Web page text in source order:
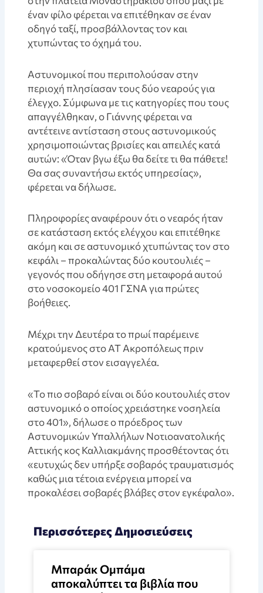
έναν φίλο φέρεται να επιτέθηκαν σε έναν
οδηγό ταξί, προσβάλλοντας τον και
χτυπώντας το όχημά του.
Aστυνομικοί που περιπολούσαν στην
περιοχή πλησίασαν τους δύο νεαρούς για
έλεγχο. Σύμφωνα με τις κατηγορίες που τους
απαγγέλθηκαν, ο Γιάννης φέρεται να
αντέτεινε αντίσταση στους αστυνομικούς
χρησιμοποιώντας βρισίες και απειλές κατά
αυτών: «Όταν βγω έξω θα δείτε τι θα πάθετε!
Θα σας συναντήσω εκτός υπηρεσίας»,
φέρεται να δήλωσε.
Πληροφορίες αναφέρουν ότι ο νεαρός ήταν
σε κατάσταση εκτός ελέγχου και επιτέθηκε
ακόμη και σε αστυνομικό χτυπώντας τον στο
κεφάλι – προκαλώντας δύο κουτουλιές –
γεγονός που οδήγησε στη μεταφορά αυτού
στο νοσοκομείο 401 ΓΣΝΑ για πρώτες
βοήθειες.
Mέχρι την Δευτέρα το πρωί παρέμεινε
κρατούμενος στο ΑΤ Ακροπόλεως πριν
μεταφερθεί στον εισαγγελέα.
«Το πιο σοβαρό είναι οι δύο κουτουλιές στον
αστυνομικό ο οποίος χρειάστηκε νοσηλεία
στο 401», δήλωσε ο πρόεδρος των
Αστυνομικών Υπαλλήλων Νοτιοανατολικής
Αττικής κος Καλλιακμάνης προσθέτοντας ότι
«ευτυχώς δεν υπήρξε σοβαρός τραυματισμός
καθώς μια τέτοια ενέργεια μπορεί να
προκαλέσει σοβαρές βλάβες στον εγκέφαλο».
Περισσότερες Δημοσιεύσεις
Μπαράκ Ομπάμα
αποκαλύπτει τα βιβλία που